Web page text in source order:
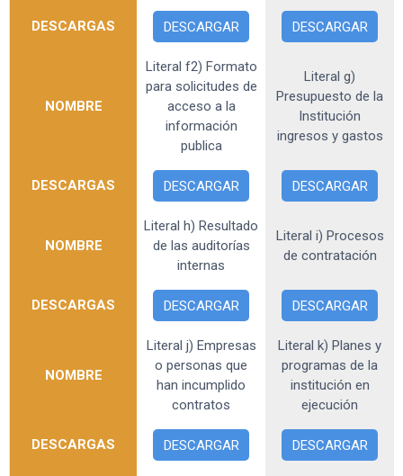
DESCARGAS DESCARGAR DESCARGAR
NOMBRE
Literal f2) Formato
para solicitudes de
acceso a la
información
publica
Literal g)
Presupuesto de la
Institución
ingresos y gastos
DESCARGAS DESCARGAR DESCARGAR
NOMBRE
Literal h) Resultado
de las auditorías
internas
Literal i) Procesos
de contratación
DESCARGAS DESCARGAR DESCARGAR
NOMBRE
Literal j) Empresas
o personas que
han incumplido
contratos
Literal k) Planes y
programas de la
institución en
ejecución
DESCARGAS DESCARGAR DESCARGAR